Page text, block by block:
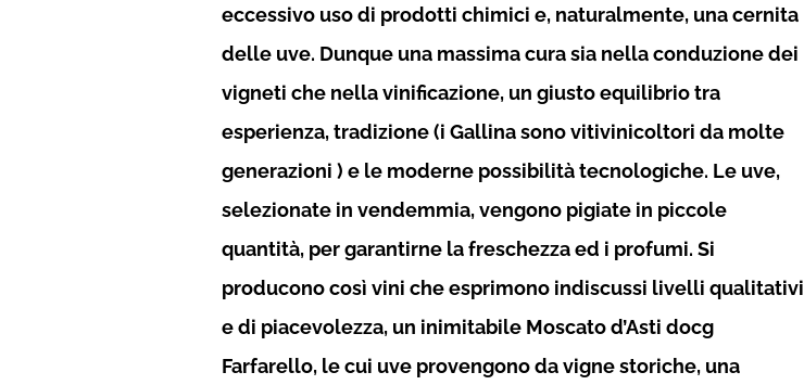
eccessivo uso di prodotti chimici e, naturalmente, una cernita
delle uve. Dunque una massima cura sia nella conduzione dei
vigneti che nella vinificazione, un giusto equilibrio tra
esperienza, tradizione (i Gallina sono vitivinicoltori da molte
generazioni ) e le moderne possibilità tecnologiche. Le uve,
selezionate in vendemmia, vengono pigiate in piccole
quantità, per garantirne la freschezza ed i profumi. Si
producono così vini che esprimono indiscussi livelli qualitativi
e di piacevolezza, un inimitabile Moscato d’Asti docg
Farfarello, le cui uve provengono da vigne storiche, una